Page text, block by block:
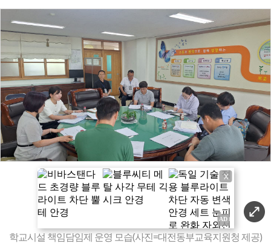
X
학교시설 책임담임제 운영 모습(사진=대전동부교육지원청 제공)